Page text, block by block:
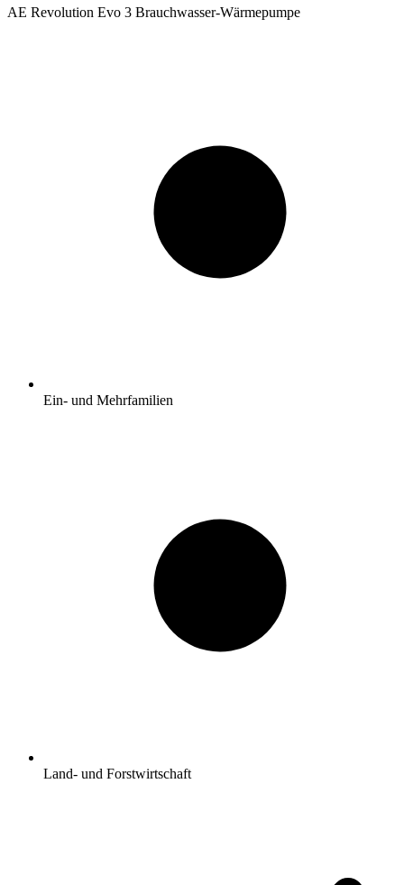
AE Revolution Evo 3 Brauchwasser-Wärmepumpe
Ein- und Mehrfamilien
Land- und Forstwirtschaft